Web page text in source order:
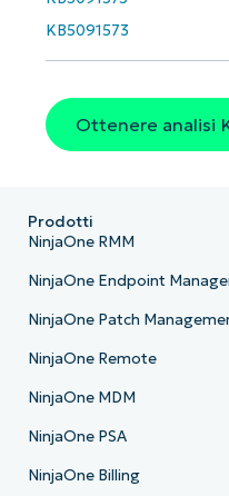
KB5091573
Ottenere analisi
Prodotti
NinjaOne RMM
NinjaOne Endpoint
NinjaOne Patch
NinjaOne Remote
NinjaOne MDM
NinjaOne PSA
NinjaOne Billing